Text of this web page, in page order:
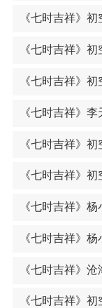
《七时吉祥》
《七时吉祥》
《七时吉祥》
《七时吉祥》
《七时吉祥》
《七时吉祥》
《七时吉祥》
《七时吉祥》
《七时吉祥》
《七时吉祥》